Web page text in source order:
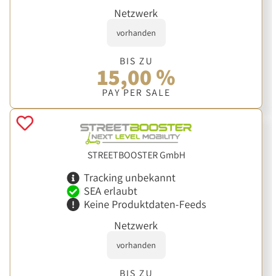
Netzwerk
vorhanden
BIS ZU
15,00 %
PAY PER SALE
STREETBOOSTER GmbH
Tracking unbekannt
SEA erlaubt
Keine Produktdaten-Feeds
Netzwerk
vorhanden
BIS ZU